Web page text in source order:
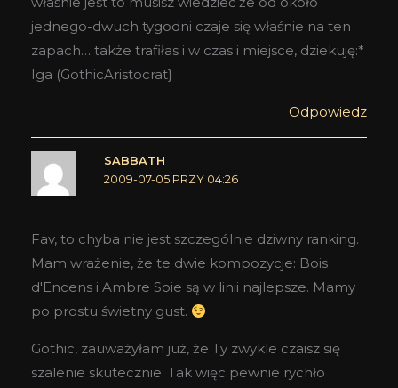
jednego-dwuch tygodni czaje się właśnie na ten
zapach… także trafiłas i w czas i miejsce, dziekuję:*
Iga (GothicAristocrat}
Odpowiedz
SABBATH
2009-07-05 PRZY 04:26
Fav, to chyba nie jest szczególnie dziwny ranking.
Mam wrażenie, że te dwie kompozycje: Bois
d'Encens i Ambre Soie są w linii najlepsze. Mamy
po prostu świetny gust.
Gothic, zauważyłam już, że Ty zwykle czaisz się
szalenie skutecznie. Tak więc pewnie rychło